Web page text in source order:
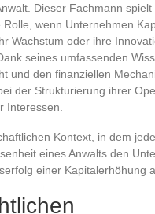
Dieser Fachmann spielt
wenn Unternehmen
Wachstum oder ihre
seines umfassenden
und den finanziellen
der Strukturierung ihrer
Interessen.
Kontext, in dem
eines Anwalts den
einer Kapitalerhöhung